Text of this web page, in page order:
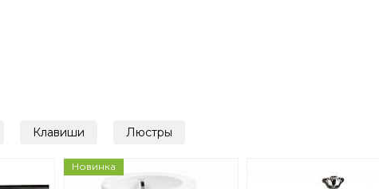
Клавиши Люстры
Новинка